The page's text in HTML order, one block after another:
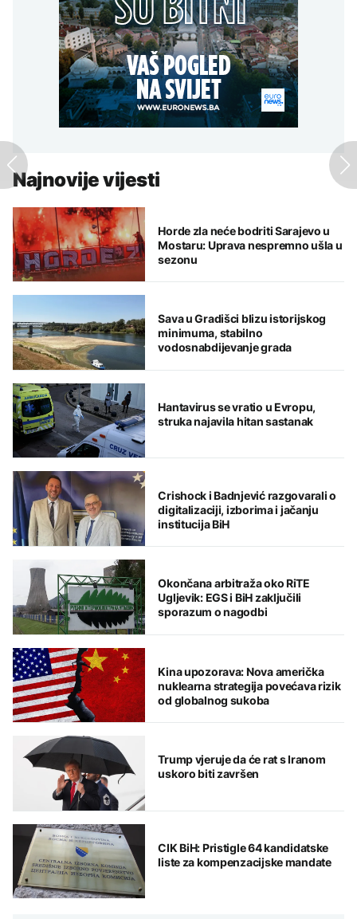
Najnovije vijesti
Horde zla neće bodriti Sarajevo u
Mostaru: Uprava nespremno ušla u
sezonu
Sava u Gradišci blizu istorijskog
minimuma, stabilno
vodosnabdijevanje grada
Hantavirus se vratio u Evropu,
struka najavila hitan sastanak
Crishock i Badnjević razgovarali o
digitalizaciji, izborima i jačanju
institucija BiH
Okončana arbitraža oko RiTE
Ugljevik: EGS i BiH zaključili
sporazum o nagodbi
Kina upozorava: Nova američka
nuklearna strategija povećava rizik
od globalnog sukoba
Trump vjeruje da će rat s Iranom
uskoro biti završen
CIK BiH: Pristigle 64 kandidatske
liste za kompenzacijske mandate